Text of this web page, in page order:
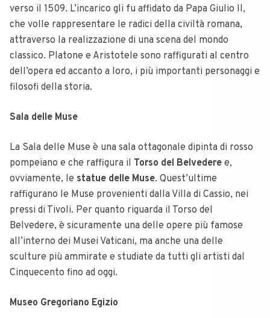
verso il 1509. L’incarico gli fu affidato da Papa Giulio II,
che volle rappresentare le radici della civiltà romana,
attraverso la realizzazione di una scena del mondo
classico. Platone e Aristotele sono raffigurati al centro
dell’opera ed accanto a loro, i più importanti personaggi e
filosofi della storia.
Sala delle Muse
La Sala delle Muse è una sala ottagonale dipinta di rosso
pompeiano e che raffigura il Torso del Belvedere e,
ovviamente, le statue delle Muse. Quest’ultime
raffigurano le Muse provenienti dalla Villa di Cassio, nei
pressi di Tivoli. Per quanto riguarda il Torso del
Belvedere, è sicuramente una delle opere più famose
all’interno dei Musei Vaticani, ma anche una delle
sculture più ammirate e studiate da tutti gli artisti dal
Cinquecento fino ad oggi.
Museo Gregoriano Egizio